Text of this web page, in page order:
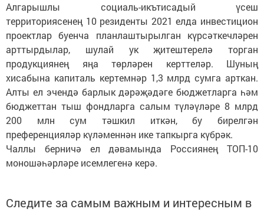
Алгарышлы социаль-икътисадый үсеш
территориясенең 10 резиденты 2021 елда инвестицион
проектлар буенча планлаштырылган күрсәткечләрен
арттырдылар, шулай ук җитештерелә торган
продукциянең яңа төрләрен керттеләр. Шуның
хисабына капиталь кертемнәр 1,3 млрд сумга арткан.
Алты ел эчендә барлык дәрәҗәдәге бюджетларга һәм
бюджеттан тыш фондларга салым түләүләре 8 млрд
200 млн сум тәшкил иткән, бу бирелгән
преференцияләр күләменнән ике тапкырга күбрәк.
Чаллы берничә ел дәвамында Россиянең ТОП-10
моношәһәрләре исемлегенә керә.
Следите за самым важным и интересным в